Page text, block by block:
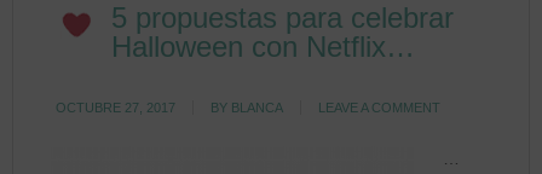
5 propuestas para celebrar
Halloween con Netflix…
OCTUBRE 27, 2017 BY BLANCA LEAVE A COMMENT